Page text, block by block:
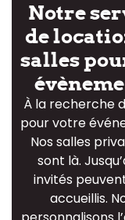
Notre
de
salles
À la recherche
pour votre
Nos salles
sont là.
invités
accueillis.